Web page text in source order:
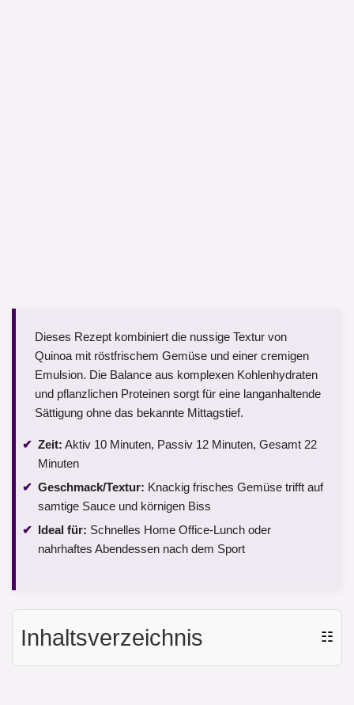
Dieses Rezept kombiniert die nussige Textur von
Quinoa mit röstfrischem Gemüse und einer cremigen
Emulsion. Die Balance aus komplexen Kohlenhydraten
und pflanzlichen Proteinen sorgt für eine langanhaltende
Sättigung ohne das bekannte Mittagstief.
Zeit: Aktiv 10 Minuten, Passiv 12 Minuten, Gesamt 22
Minuten
Geschmack/Textur: Knackig frisches Gemüse trifft auf
samtige Sauce und körnigen Biss
Ideal für: Schnelles Home Office-Lunch oder
nahrhaftes Abendessen nach dem Sport
Inhaltsverzeichnis ☷